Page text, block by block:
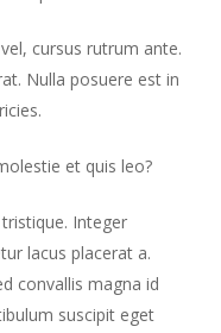
cursus rutrum ante.
Nulla posuere est in
et quis leo?
Integer
lacus placerat a.
convallis magna id
suscipit eget